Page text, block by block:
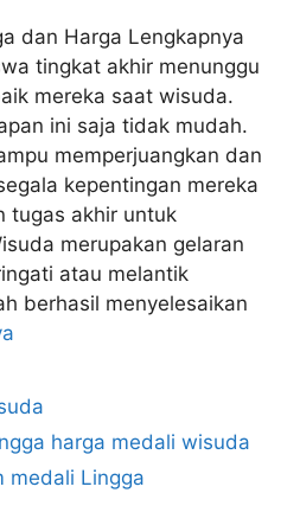
dan Harga Lengkapnya
tingkat akhir menunggu
mereka saat wisuda.
ini saja tidak mudah.
memperjuangkan dan
kepentingan mereka
tugas akhir untuk
merupakan gelaran
atau melantik
berhasil menyelesaikan
harga medali wisuda
medali Lingga